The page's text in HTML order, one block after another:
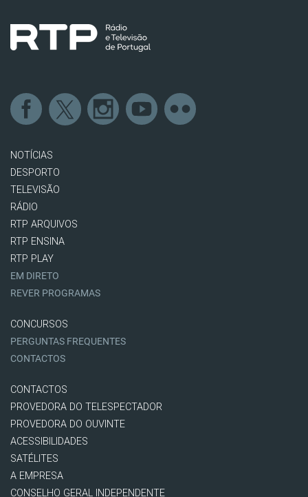
NOTÍCIAS
DESPORTO
TELEVISÃO
RÁDIO
RTP ARQUIVOS
RTP ENSINA
RTP PLAY
EM DIRETO
REVER PROGRAMAS
CONCURSOS
PERGUNTAS FREQUENTES
CONTACTOS
CONTACTOS
PROVEDORA DO TELESPECTADOR
PROVEDORA DO OUVINTE
ACESSIBILIDADES
SATÉLITES
A EMPRESA
CONSELHO GERAL INDEPENDENTE